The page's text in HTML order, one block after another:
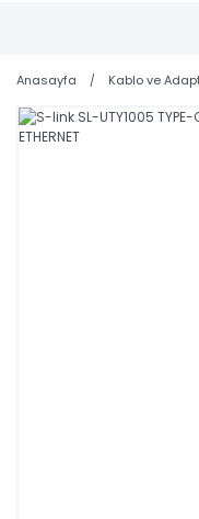
TOPTAN FİYAT ALMAK
SİPARİŞLERİNİZİ
Anasayfa Kablo ve